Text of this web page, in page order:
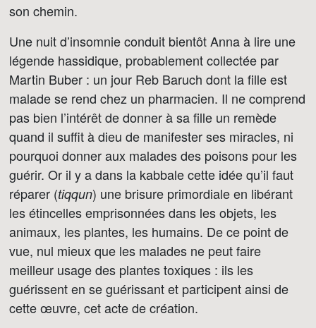
son chemin.
Une nuit d’insomnie conduit bientôt Anna à lire une
légende hassidique, probablement collectée par
Martin Buber : un jour Reb Baruch dont la fille est
malade se rend chez un pharmacien. Il ne comprend
pas bien l’intérêt de donner à sa fille un remède
quand il suffit à dieu de manifester ses miracles, ni
pourquoi donner aux malades des poisons pour les
guérir. Or il y a dans la kabbale cette idée qu’il faut
réparer (tiqqun) une brisure primordiale en libérant
les étincelles emprisonnées dans les objets, les
animaux, les plantes, les humains. De ce point de
vue, nul mieux que les malades ne peut faire
meilleur usage des plantes toxiques : ils les
guérissent en se guérissant et participent ainsi de
cette œuvre, cet acte de création.